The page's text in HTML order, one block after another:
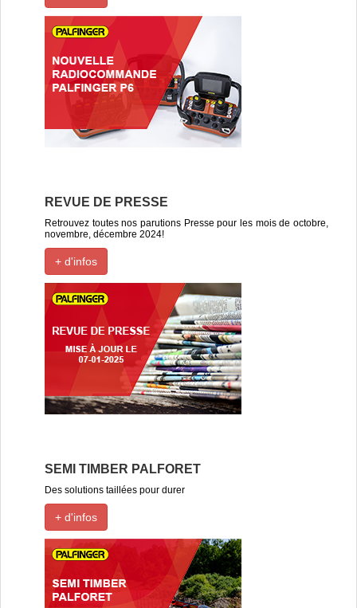
REVUE DE PRESSE
Retrouvez toutes nos parutions Presse pour les mois de octobre,
novembre, décembre 2024!
+ d'infos
SEMI TIMBER PALFORET
Des solutions taillées pour durer
+ d'infos